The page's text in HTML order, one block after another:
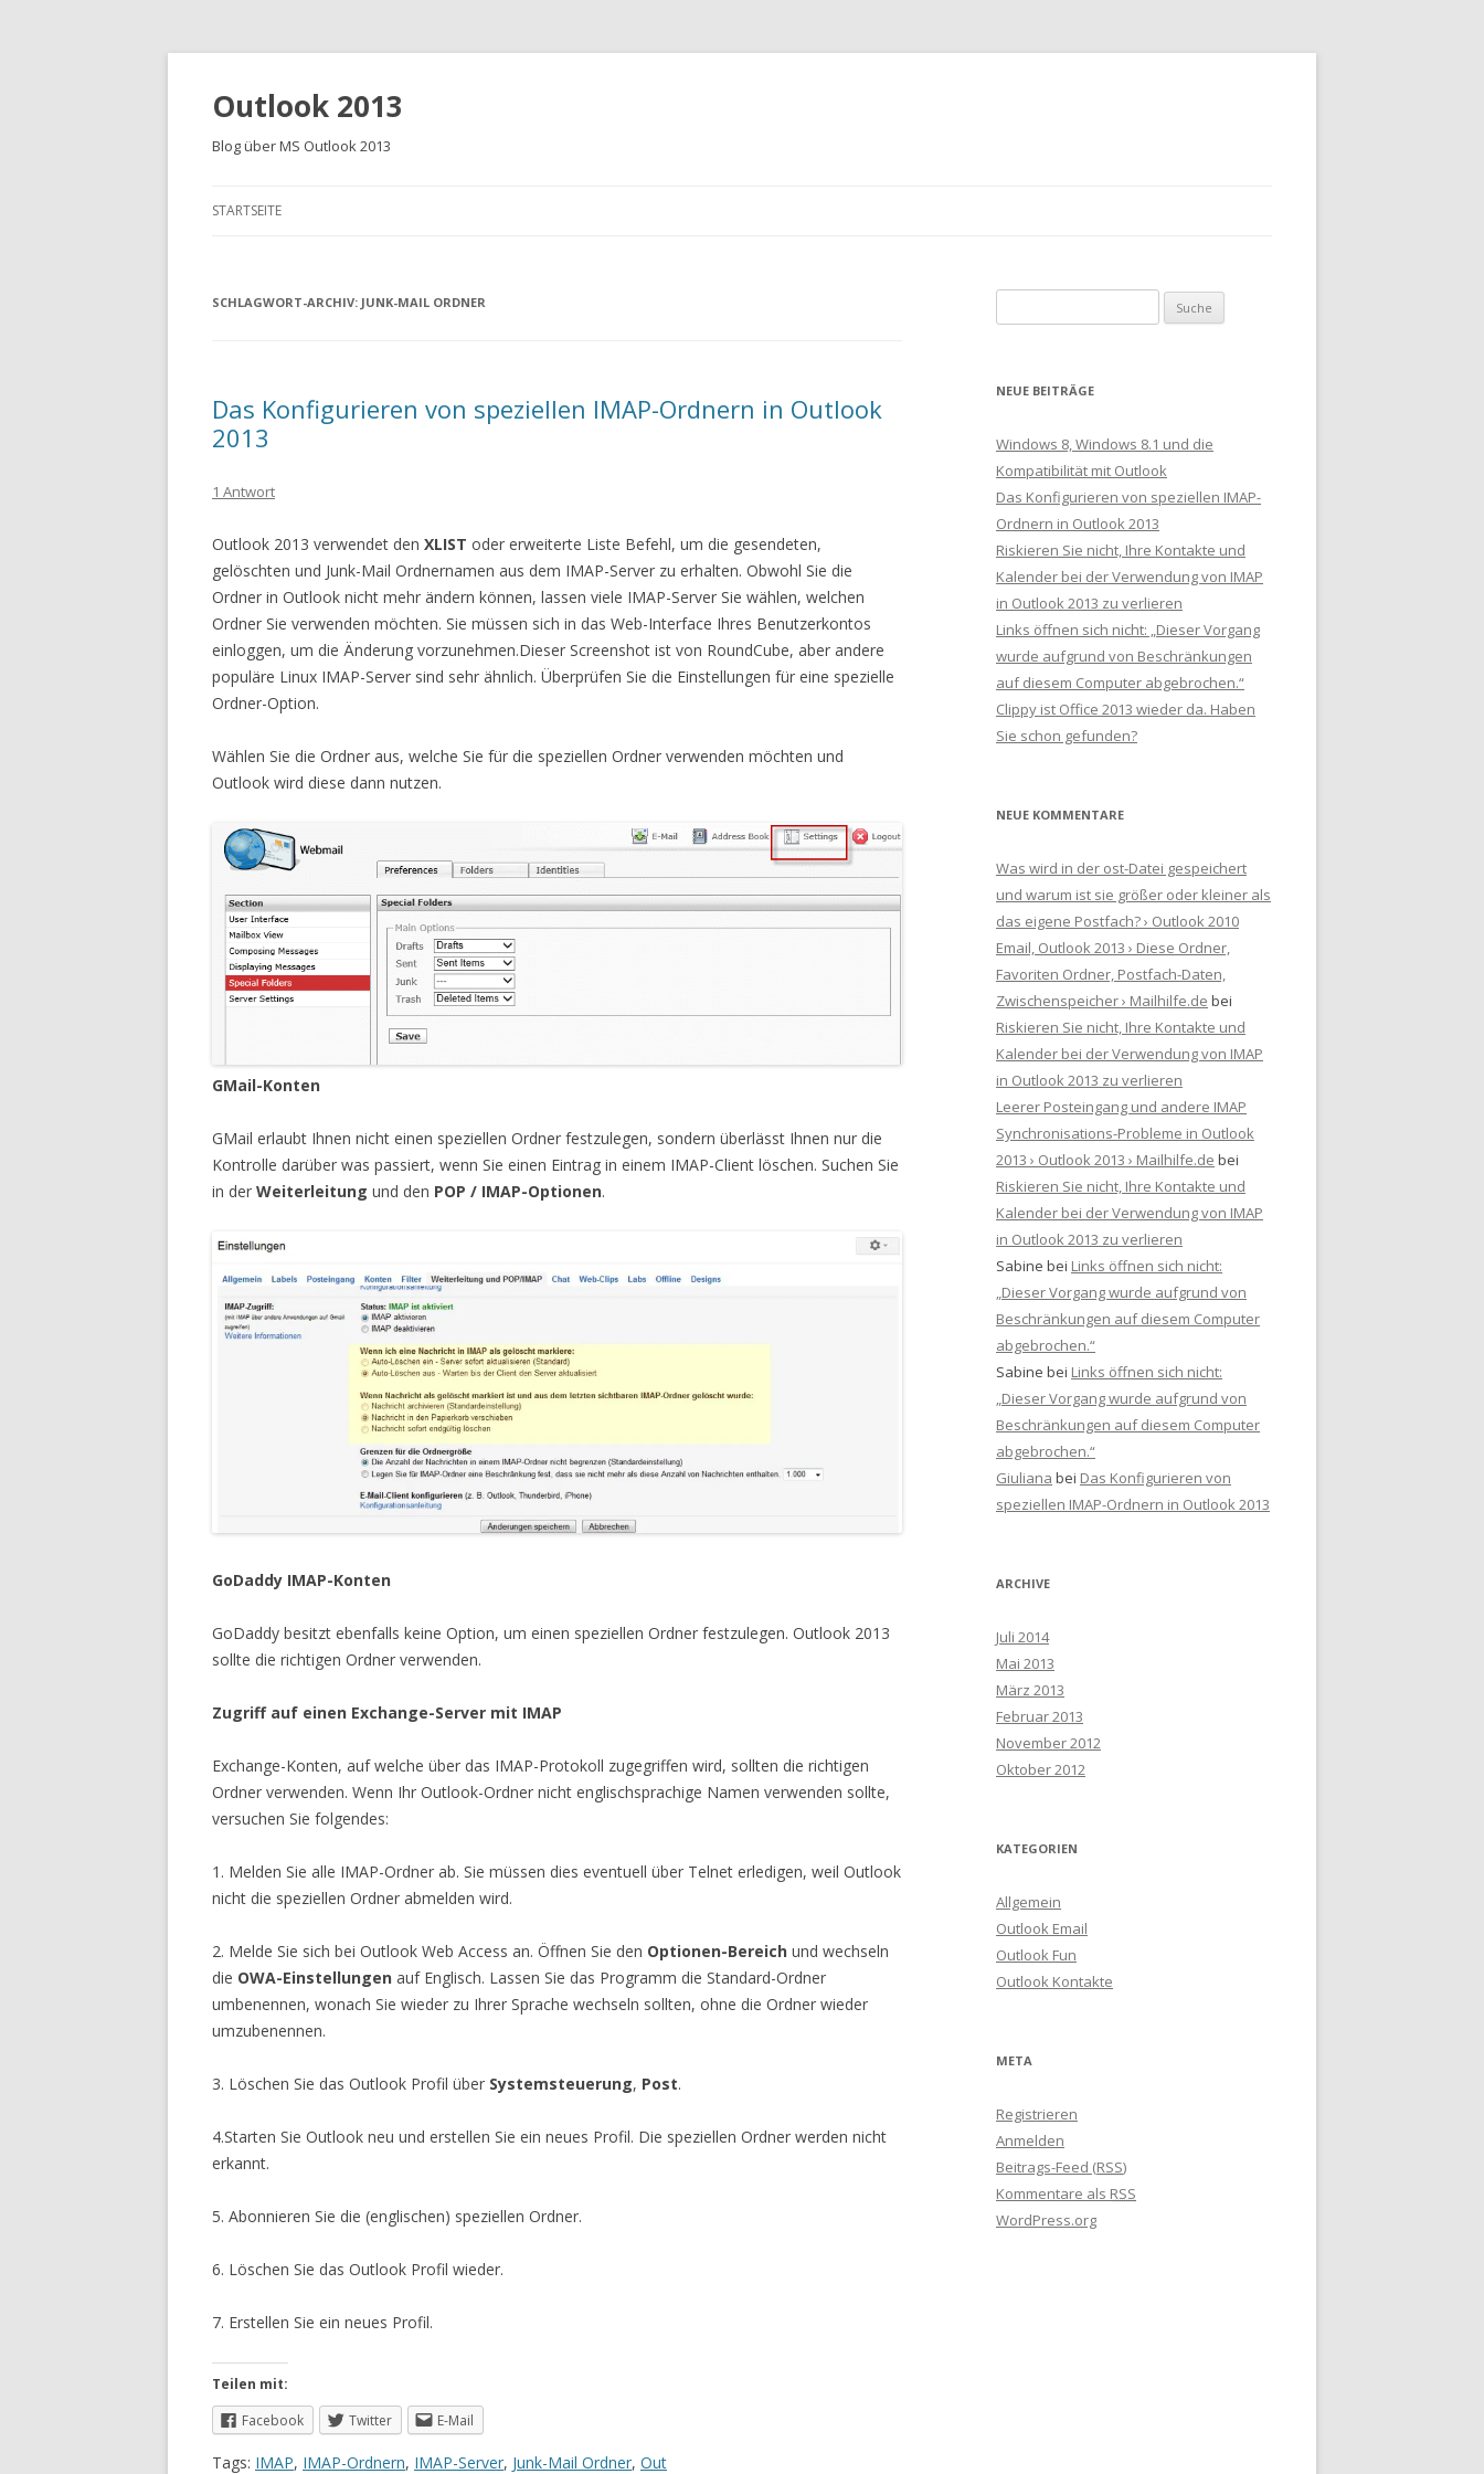
Outlook 2013
Blog über MS Outlook 2013
STARTSEITE
SCHLAGWORT-ARCHIV: JUNK-MAIL ORDNER
Das Konfigurieren von speziellen IMAP-Ordnern in Outlook
2013
1 Antwort
Outlook 2013 verwendet den XLIST oder erweiterte Liste Befehl, um die gesendeten,
gelöschten und Junk-Mail Ordnernamen aus dem IMAP-Server zu erhalten. Obwohl Sie die
Ordner in Outlook nicht mehr ändern können, lassen viele IMAP-Server Sie wählen, welchen
Ordner Sie verwenden möchten. Sie müssen sich in das Web-Interface Ihres Benutzerkontos
einloggen, um die Änderung vorzunehmen.Dieser Screenshot ist von RoundCube, aber andere
populäre Linux IMAP-Server sind sehr ähnlich. Überprüfen Sie die Einstellungen für eine spezielle
Ordner-Option.
Wählen Sie die Ordner aus, welche Sie für die speziellen Ordner verwenden möchten und
Outlook wird diese dann nutzen.
GMail-Konten
GMail erlaubt Ihnen nicht einen speziellen Ordner festzulegen, sondern überlässt Ihnen nur die
Kontrolle darüber was passiert, wenn Sie einen Eintrag in einem IMAP-Client löschen. Suchen Sie
in der Weiterleitung und den POP / IMAP-Optionen.
GoDaddy IMAP-Konten
GoDaddy besitzt ebenfalls keine Option, um einen speziellen Ordner festzulegen. Outlook 2013
sollte die richtigen Ordner verwenden.
Zugriff auf einen Exchange-Server mit IMAP
Exchange-Konten, auf welche über das IMAP-Protokoll zugegriffen wird, sollten die richtigen
Ordner verwenden. Wenn Ihr Outlook-Ordner nicht englischsprachige Namen verwenden sollte,
versuchen Sie folgendes:
1. Melden Sie alle IMAP-Ordner ab. Sie müssen dies eventuell über Telnet erledigen, weil Outlook
nicht die speziellen Ordner abmelden wird.
2. Melde Sie sich bei Outlook Web Access an. Öffnen Sie den Optionen-Bereich und wechseln
die OWA-Einstellungen auf Englisch. Lassen Sie das Programm die Standard-Ordner
umbenennen, wonach Sie wieder zu Ihrer Sprache wechseln sollten, ohne die Ordner wieder
umzubenennen.
3. Löschen Sie das Outlook Profil über Systemsteuerung, Post.
4.Starten Sie Outlook neu und erstellen Sie ein neues Profil. Die speziellen Ordner werden nicht
erkannt.
5. Abonnieren Sie die (englischen) speziellen Ordner.
6. Löschen Sie das Outlook Profil wieder.
7. Erstellen Sie ein neues Profil.
Teilen mit:
Facebook
Twitter E-Mail
Tags: IMAP, IMAP-Ordnern, IMAP-Server, Junk-Mail Ordner, Out
nach:
NEUE BEITRÄGE
Windows 8, Windows 8.1 und die
Kompatibilität mit Outlook
Das Konfigurieren von speziellen IMAP-
Ordnern in Outlook 2013
Riskieren Sie nicht, Ihre Kontakte und
Kalender bei der Verwendung von IMAP
in Outlook 2013 zu verlieren
Links öffnen sich nicht: „Dieser Vorgang
wurde aufgrund von Beschränkungen
auf diesem Computer abgebrochen.“
Clippy ist Office 2013 wieder da. Haben
Sie schon gefunden?
NEUE KOMMENTARE
Was wird in der ost-Datei gespeichert
und warum ist sie größer oder kleiner als
das eigene Postfach? › Outlook 2010
Email, Outlook 2013 › Diese Ordner,
Favoriten Ordner, Postfach-Daten,
Zwischenspeicher › Mailhilfe.de bei
Riskieren Sie nicht, Ihre Kontakte und
Kalender bei der Verwendung von IMAP
in Outlook 2013 zu verlieren
Leerer Posteingang und andere IMAP
Synchronisations-Probleme in Outlook
2013 › Outlook 2013 › Mailhilfe.de bei
Riskieren Sie nicht, Ihre Kontakte und
Kalender bei der Verwendung von IMAP
in Outlook 2013 zu verlieren
Sabine bei Links öffnen sich nicht:
„Dieser Vorgang wurde aufgrund von
Beschränkungen auf diesem Computer
abgebrochen.“
Sabine bei Links öffnen sich nicht:
„Dieser Vorgang wurde aufgrund von
Beschränkungen auf diesem Computer
abgebrochen.“
Giuliana bei Das Konfigurieren von
speziellen IMAP-Ordnern in Outlook 2013
ARCHIVE
Juli 2014
Mai 2013
März 2013
Februar 2013
November 2012
Oktober 2012
KATEGORIEN
Allgemein
Outlook Email
Outlook Fun
Outlook Kontakte
META
Registrieren
Anmelden
Beitrags-Feed (RSS)
Kommentare als RSS
WordPress.org